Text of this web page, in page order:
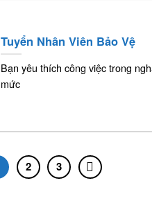
Tuyển Nhân Viên Bảo Vệ
Bạn yêu thích công việc trong
mức
2 3